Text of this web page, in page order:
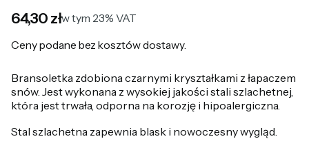
Cena
64,30 złw tym 23% VAT
w tym 23% VAT
Ceny podane bez kosztów dostawy.
Bransoletka zdobiona czarnymi kryształkami z łapaczem
snów. Jest wykonana z wysokiej jakości stali szlachetnej,
która jest trwała, odporna na korozję i hipoalergiczna.
Stal szlachetna zapewnia blask i nowoczesny wygląd.